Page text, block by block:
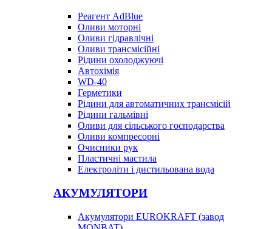
Реагент AdBlue
Оливи моторні
Оливи гідравлічні
Оливи трансмісійні
Рідини охолоджуючі
Автохімія
WD-40
Герметики
Рідини для автоматичних трансмісій
Рідини гальмівні
Оливи для сільського господарства
Оливи компресорні
Очисники рук
Пластичні мастила
Електроліти і дистильована вода
АКУМУЛЯТОРИ
Акумулятори EUROKRAFT (завод